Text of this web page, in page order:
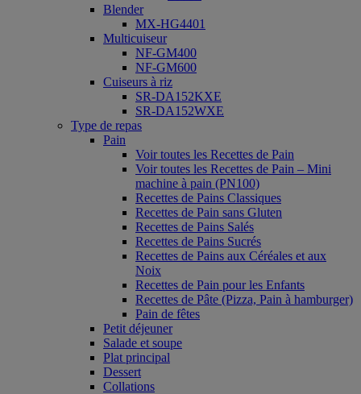
Blender
MX-HG4401
Multicuiseur
NF-GM400
NF-GM600
Cuiseurs à riz
SR-DA152KXE
SR-DA152WXE
Type de repas
Pain
Voir toutes les Recettes de Pain
Voir toutes les Recettes de Pain – Mini
machine à pain (PN100)
Recettes de Pains Classiques
Recettes de Pain sans Gluten
Recettes de Pains Salés
Recettes de Pains Sucrés
Recettes de Pains aux Céréales et aux
Noix
Recettes de Pain pour les Enfants
Recettes de Pâte (Pizza, Pain à hamburger)
Pain de fêtes
Petit déjeuner
Salade et soupe
Plat principal
Dessert
Collations